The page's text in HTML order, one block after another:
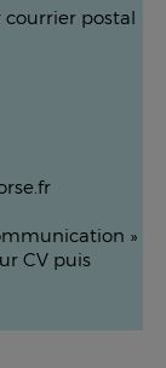
postal
»
CV puis